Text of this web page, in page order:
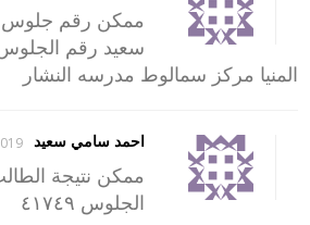
ممكن رقم جلوس
المنيا مركز سمالوط مدرسه النشار
احمد سامي سعيد
ممكن نتيجة
الجلوس ٤١٧٤٩